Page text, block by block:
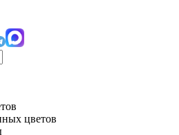
цветов